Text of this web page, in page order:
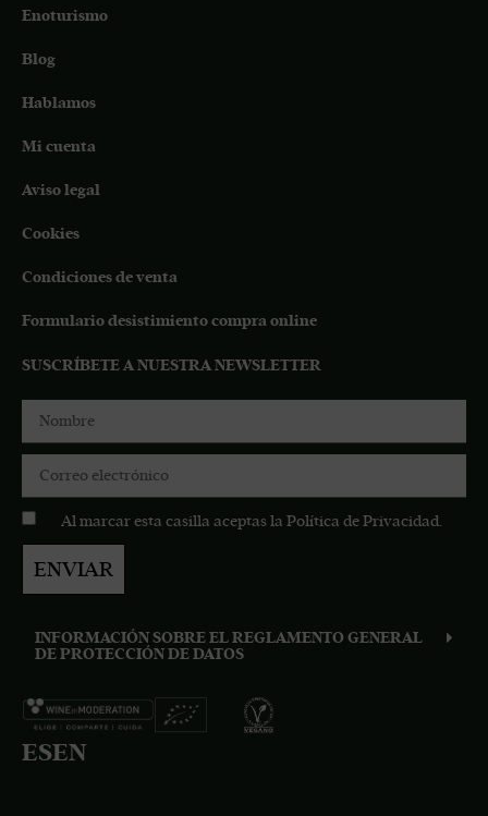
Enoturismo
Blog
Hablamos
Mi cuenta
Aviso legal
Cookies
Condiciones de venta
Formulario desistimiento compra online
SUSCRÍBETE A NUESTRA NEWSLETTER
Al marcar esta casilla aceptas la Política de Privacidad.
ENVIAR
INFORMACIÓN SOBRE EL REGLAMENTO GENERAL
DE PROTECCIÓN DE DATOS
ESEN